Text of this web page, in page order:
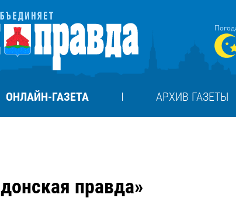
ОНЛАЙН-ГАЗЕТА АРХИВ ГАЗЕТЫ
правда»